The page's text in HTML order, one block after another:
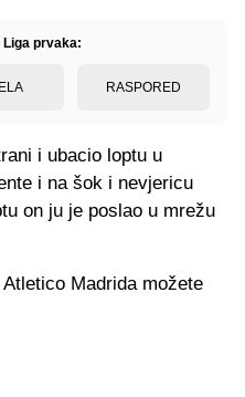
prvaka:
RASPORED
i ubacio loptu u
i na šok i nevjericu
on ju je poslao u mrežu
Madrida možete